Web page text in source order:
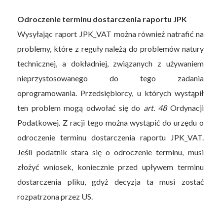
Odroczenie terminu dostarczenia raportu JPK
Wysyłając raport JPK_VAT można również natrafić na
problemy, które z reguły należą do problemów natury
technicznej, a dokładniej, związanych z używaniem
nieprzystosowanego do tego zadania
oprogramowania. Przedsiębiorcy, u których wystąpił
ten problem mogą odwołać się do art. 48Ordynacji
Podatkowej. Z racji tego można wystąpić do urzędu o
odroczenie terminu dostarczenia raportu JPK_VAT.
Jeśli podatnik stara się o odroczenie terminu, musi
złożyć wniosek, koniecznie przed upływem terminu
dostarczenia pliku, gdyż decyzja ta musi zostać
rozpatrzona przez US.